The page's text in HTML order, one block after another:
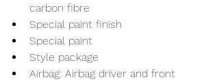
carbon fibre
Special paint finish
Special paint
Style package
Airbag: Airbag driver and front